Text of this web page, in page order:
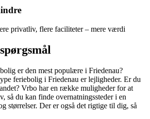
privatliv, flere faciliteter – mere værdi
er den mest populære i Friedenau?
feriebolig i Friedenau er lejligheder. Er du
Vrbo har en række muligheder for at
så du kan finde overnatningssteder i en
størrelser. Der er også det rigtige til dig, så